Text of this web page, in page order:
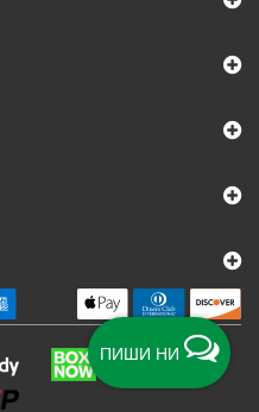
ПИШИ НИ